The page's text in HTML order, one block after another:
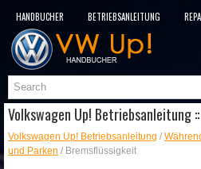
HANDBÜCHER BETRIEBSANLEITUNG
SITEMAP
Volkswagen Up! Betriebsanleitung
Volkswagen Up! Betriebsanleitung /
und Parken / Bremsflüssigkeit